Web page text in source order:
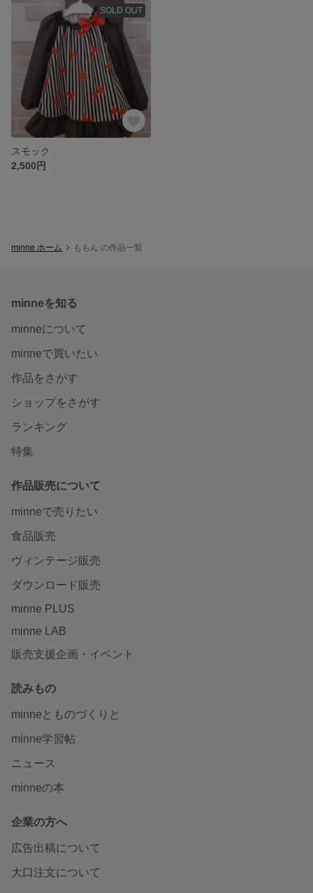
SOLD OUT
スモック
2,500円
minne ホーム ももん の作品一覧
minneを知る
minneについて
minneで買いたい
作品をさがす
ショップをさがす
ランキング
特集
作品販売について
minneで売りたい
食品販売
ヴィンテージ販売
ダウンロード販売
minne PLUS
minne LAB
販売支援企画・イベント
読みもの
minneとものづくりと
minne学習帖
ニュース
minneの本
企業の方へ
広告出稿について
大口注文について